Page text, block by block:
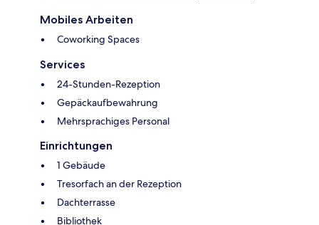
Mobiles Arbeiten
Coworking Spaces
Services
24-Stunden-Rezeption
Gepäckaufbewahrung
Mehrsprachiges Personal
Einrichtungen
1 Gebäude
Tresorfach an der Rezeption
Dachterrasse
Bibliothek